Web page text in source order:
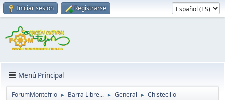
Iniciar sesión Registrarse
Menú Principal
ForumMontefrio ► Barra Libre... ► General ► Chistecillo